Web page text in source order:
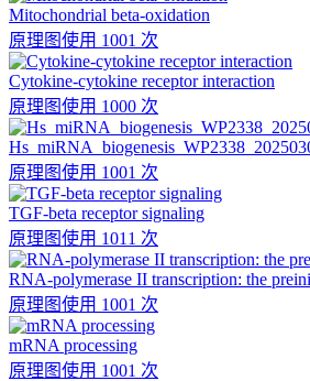
Mitochondrial beta-oxidation
原理图使用 1001 次
Cytokine-cytokine receptor interaction
原理图使用 1000 次
原理图使用 1001 次
TGF-beta receptor signaling
原理图使用 1011 次
RNA-polymerase II transcription: the
原理图使用 1001 次
mRNA processing
原理图使用 1001 次